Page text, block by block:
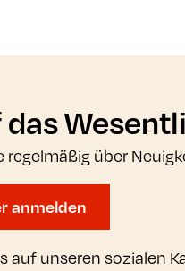
über
anmelden
auf unseren sozialen